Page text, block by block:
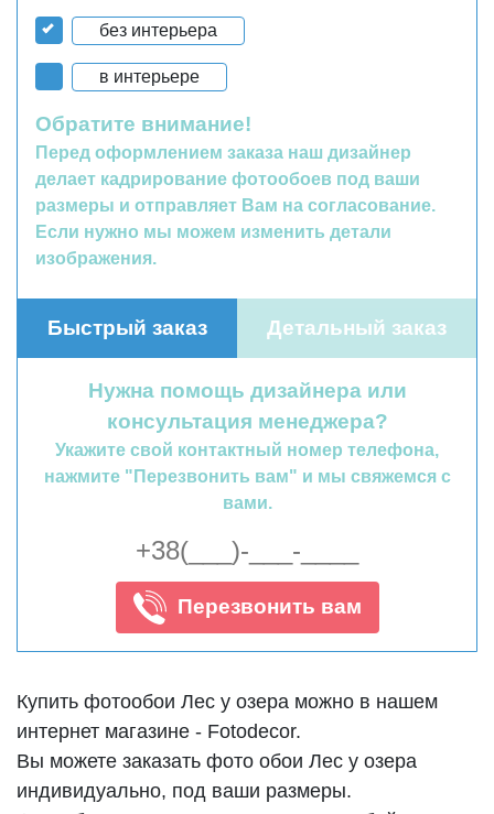
без интерьера
в интерьере
Обратите внимание!
Перед оформлением заказа наш дизайнер
делает кадрирование фотообоев под ваши
размеры и отправляет Вам на согласование.
Если нужно мы можем изменить детали
изображения.
Быстрый заказ Детальный заказ
Нужна помощь дизайнера или
консультация менеджера?
Укажите свой контактный номер телефона,
нажмите "Перезвонить вам" и мы свяжемся с
вами.
Перезвонить вам
Купить фотообои Лес у озера можно в нашем
интернет магазине - Fotodecor.
Вы можете заказать фото обои Лес у озера
индивидуально, под ваши размеры.